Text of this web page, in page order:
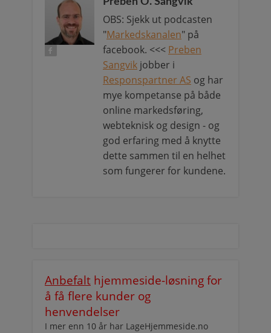
OBS: Sjekk ut podcasten
"Markedskanalen" på
facebook. <<< Preben
Sangvik jobber i
Responspartner AS og har
mye kompetanse på både
online markedsføring,
webteknisk og design - og
god erfaring med å knytte
dette sammen til en helhet
som fungerer for kundene.
Anbefalt hjemmeside-løsning for
å få flere kunder og
henvendelser
I mer enn 10 år har LageHjemmeside.no